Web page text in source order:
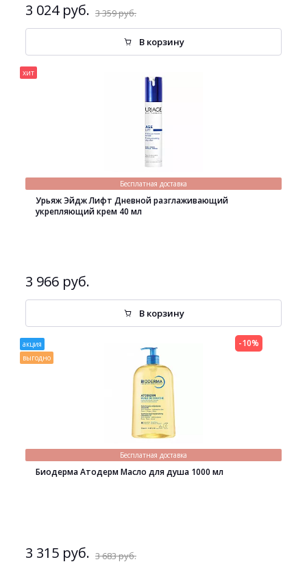
3 024 руб. 3 359 руб.
В корзину
хит
Бесплатная доставка
Урьяж Эйдж Лифт Дневной разглаживающий
укрепляющий крем 40 мл
3 966 руб.
В корзину
акция
выгодно
Бесплатная доставка
Биодерма Атодерм Масло для душа 1000 мл
3 315 руб. 3 683 руб.
-10%